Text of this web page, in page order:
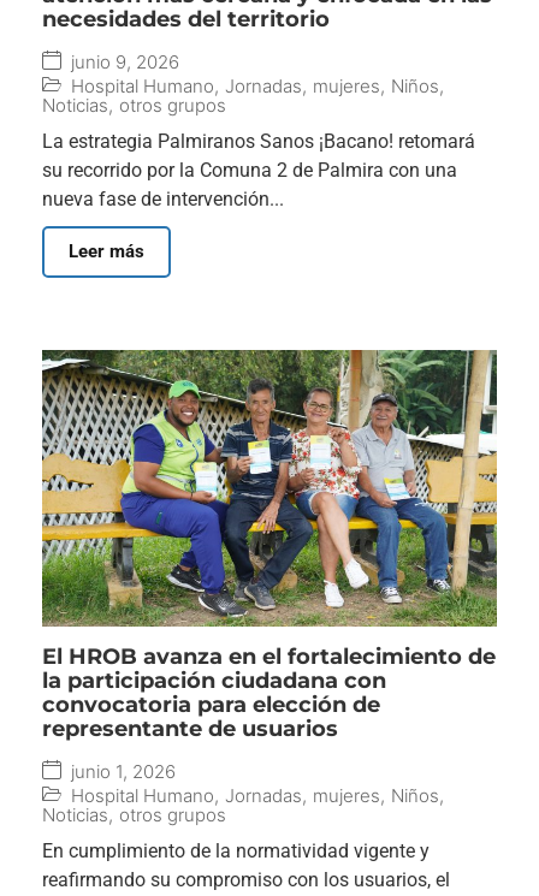
necesidades del territorio
junio 9, 2026
Hospital Humano, Jornadas, mujeres, Niños,
Noticias, otros grupos
La estrategia Palmiranos Sanos ¡Bacano! retomará
su recorrido por la Comuna 2 de Palmira con una
nueva fase de intervención...
Leer más
El HROB avanza en el fortalecimiento de
la participación ciudadana con
convocatoria para elección de
representante de usuarios
junio 1, 2026
Hospital Humano, Jornadas, mujeres, Niños,
Noticias, otros grupos
En cumplimiento de la normatividad vigente y
reafirmando su compromiso con los usuarios, el